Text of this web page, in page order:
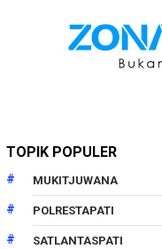
TOPIK POPULER
MUKITJUWANA
POLRESTAPATI
SATLANTASPATI